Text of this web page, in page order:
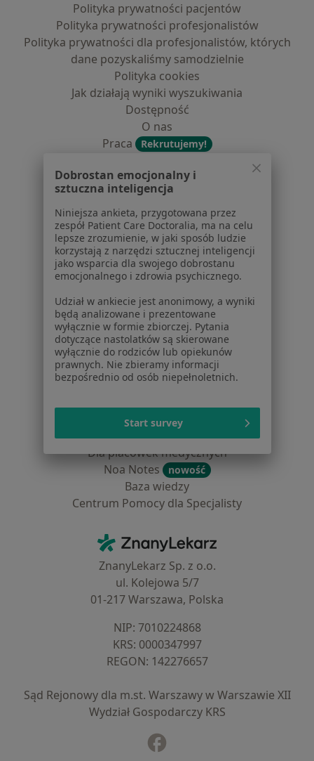
Polityka prywatności pacjentów
Polityka prywatności profesjonalistów
Polityka prywatności dla profesjonalistów, których
dane pozyskaliśmy samodzielnie
Polityka cookies
Jak działają wyniki wyszukiwania
Dostępność
O nas
Praca
Rekrutujemy!
Centrum prasowe
Kontakt
Dla pacjentów
Lekarze
Placówki medyczne
Pytania i odpowiedzi
Usługi i zabiegi
Choroby
Pomoc
Aplikacje mobilne
Blog dla pacjentów
Cennik
Dla lekarzy
Dla placówek medycznych
Noa Notes
nowość
Baza wiedzy
Centrum Pomocy dla Specjalisty
ZnanyLekarz - Strona główna
ZnanyLekarz Sp. z o.o.
ul. Kolejowa 5/7
01-217 Warszawa, Polska
NIP: ⁠7010224868
KRS: ⁠0000347997
REGON: ⁠142276657
Sąd Rejonowy dla m.st. Warszawy w Warszawie XII
Wydział Gospodarczy KRS
Dobrostan emocjonalny i
sztuczna inteligencja
Niniejsza ankieta, przygotowana przez
zespół Patient Care Doctoralia, ma na celu
lepsze zrozumienie, w jaki sposób ludzie
korzystają z narzędzi sztucznej inteligencji
jako wsparcia dla swojego dobrostanu
emocjonalnego i zdrowia psychicznego.
Udział w ankiecie jest anonimowy, a wyniki
będą analizowane i prezentowane
wyłącznie w formie zbiorczej. Pytania
dotyczące nastolatków są skierowane
wyłącznie do rodziców lub opiekunów
prawnych. Nie zbieramy informacji
bezpośrednio od osób niepełnoletnich.
Start survey